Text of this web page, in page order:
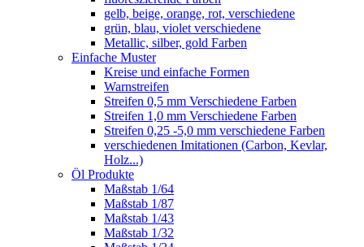
gelb, beige, orange, rot, verschiedene
grün, blau, violet verschiedene
Metallic, silber, gold Farben
Einfache Muster
Kreise und einfache Formen
Warnstreifen
Streifen 0,5 mm Verschiedene Farben
Streifen 1,0 mm Verschiedene Farben
Streifen 0,25 -5,0 mm verschiedene Farben
verschiedenen Imitationen (Carbon, Kevlar,
Holz...)
Öl Produkte
Maßstab 1/64
Maßstab 1/87
Maßstab 1/43
Maßstab 1/32